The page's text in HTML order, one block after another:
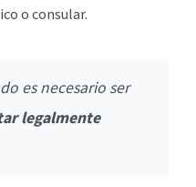
o consular.
es necesario ser
legalmente